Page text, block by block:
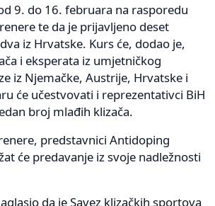
9. do 16. februara na rasporedu
te da je prijavljeno deset
iz Hrvatske. Kurs će, dodao je,
i eksperata iz umjetničkog
iz Njemačke, Austrije, Hrvatske i
će učestvovati i reprezentativci BiH
broj mlađih klizača.
predstavnici Antidoping
će predavanje iz svoje nadležnosti
da je Savez klizačkih sportova